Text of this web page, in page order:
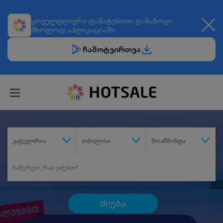
ყოველდღიური დამატებითი დანაზოგი
მხოლოდ აპლიკაციაში
ჩამოტვირთვა
კატეგორია თბილისი მთაწმინდა
ძიება